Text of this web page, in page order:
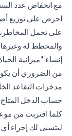
مع انخفاض عدد
احرص على توزيع
على تحمل
والمخطط له
إنشاء "ميزانية
من الضروري أن
مدخرات التقاعد
حساب الدخل المتاح
كلما اقتربت من
ليتسنى لك إجراء